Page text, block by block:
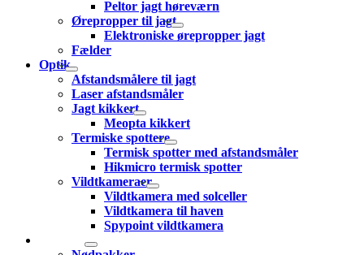
Peltor jagt høreværn
Ørepropper til jagt
Elektroniske ørepropper jagt
Fælder
Optik
Afstandsmålere til jagt
Laser afstandsmåler
Jagt kikkert
Meopta kikkert
Termiske spottere
Termisk spotter med afstandsmåler
Hikmicro termisk spotter
Vildtkameraer
Vildtkamera med solceller
Vildtkamera til haven
Spypoint vildtkamera
Prepping